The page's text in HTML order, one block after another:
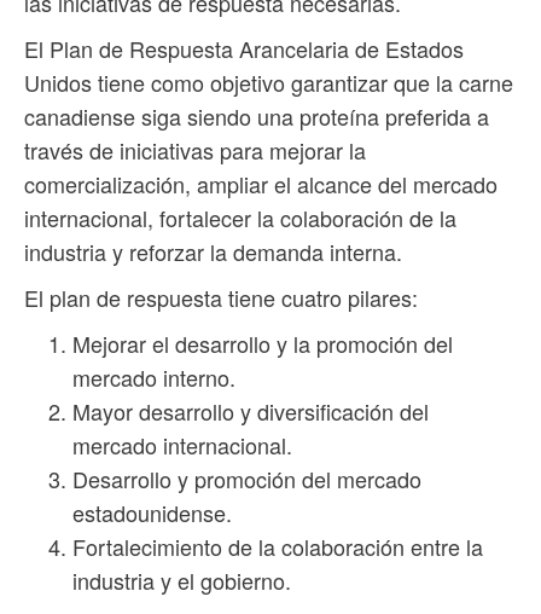
El Plan de Respuesta Arancelaria de Estados
Unidos tiene como objetivo garantizar que la carne
canadiense siga siendo una proteína preferida a
través de iniciativas para mejorar la
comercialización, ampliar el alcance del mercado
internacional, fortalecer la colaboración de la
industria y reforzar la demanda interna.
El plan de respuesta tiene cuatro pilares:
Mejorar el desarrollo y la promoción del
mercado interno.
Mayor desarrollo y diversificación del
mercado internacional.
Desarrollo y promoción del mercado
estadounidense.
Fortalecimiento de la colaboración entre la
industria y el gobierno.